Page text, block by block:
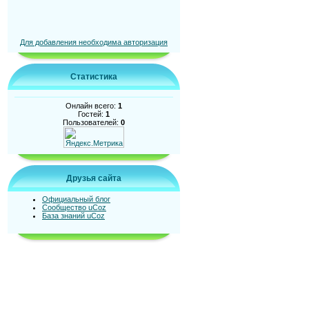
Для добавления необходима авторизация
Статистика
Онлайн всего: 1
Гостей: 1
Пользователей: 0
Друзья сайта
Официальный блог
Сообщество uCoz
База знаний uCoz